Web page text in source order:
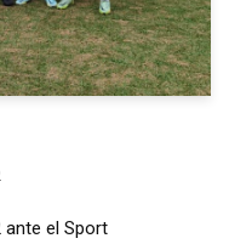
ante el Sport